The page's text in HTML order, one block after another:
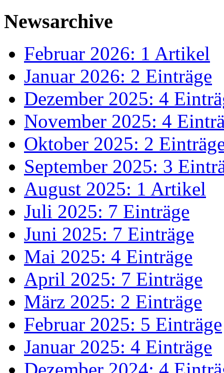
Newsarchive
Februar 2026: 1 Artikel
Januar 2026: 2 Einträge
Dezember 2025: 4
November 2025: 4
Oktober 2025: 2
September 2025: 3
August 2025: 1 Artikel
Juli 2025: 7 Einträge
Juni 2025: 7 Einträge
Mai 2025: 4 Einträge
April 2025: 7 Einträge
März 2025: 2 Einträge
Februar 2025: 5 Einträge
Januar 2025: 4 Einträge